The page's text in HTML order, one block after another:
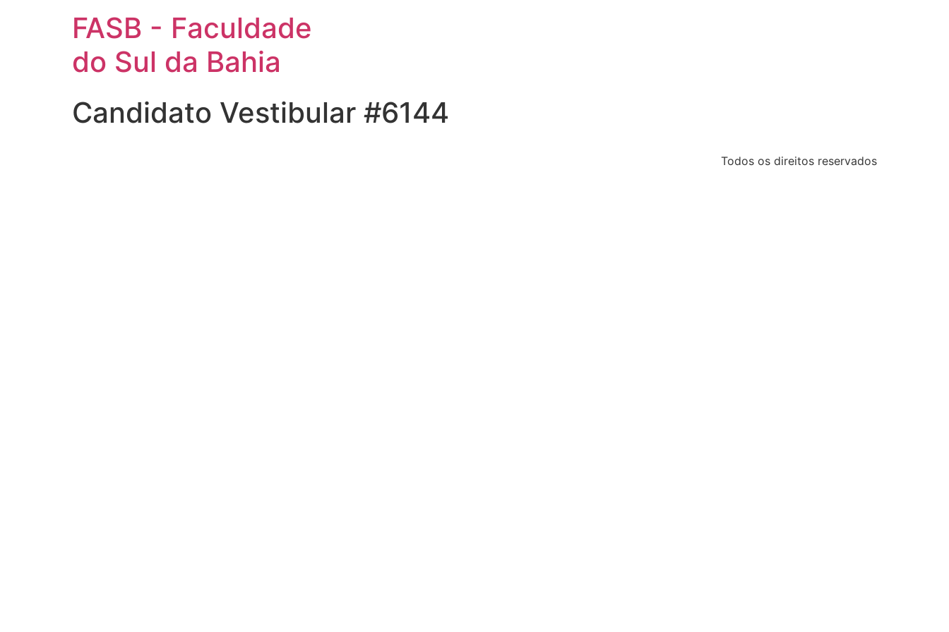
FASB - Faculdade
do Sul da Bahia
Candidato Vestibular #6144
Todos os direitos reservados